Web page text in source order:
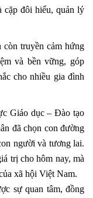
cặp đôi hiểu, quản lý
truyền cảm hứng
và bền vững, góp
cho nhiều gia đình
Giáo dục – Đào tạo
đã chọn con đường
người và tương lai.
trị cho hôm nay, mà
xã hội Việt Nam.
sự quan tâm, đồng